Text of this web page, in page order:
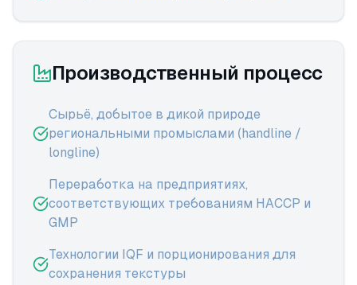
Производственный процесс
Сырьё, добытое в дикой природе
региональными промыслами (handline /
longline)
Переработка на предприятиях,
соответствующих требованиям HACCP и
GMP
Технологии IQF и порционирования для
сохранения текстуры